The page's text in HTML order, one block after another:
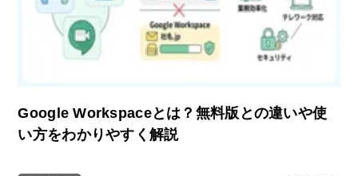
Google Workspaceとは？無料版との違いや使
い方をわかりやすく解説